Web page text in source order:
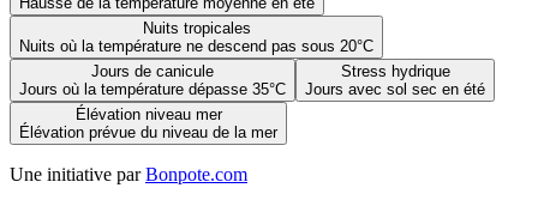
Nuits tropicales
Nuits où la température ne descend pas sous 20°C
Jours de canicule
Jours où la température dépasse 35°C
Stress hydrique
Jours avec sol sec en été
Élévation niveau mer
Élévation prévue du niveau de la mer
Une initiative par Bonpote.com